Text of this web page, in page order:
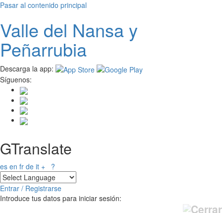
Pasar al contenido principal
Valle del Nansay
Peñarrubia
Descarga la app:
Síguenos:
GTranslate
es en fr de it + ?
Entrar / Registrarse
Introduce tus datos para iniciar sesión: